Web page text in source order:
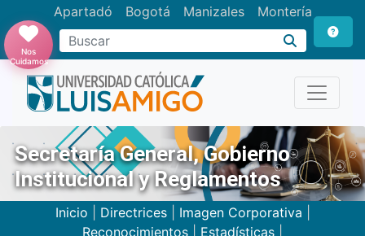
Apartadó Bogotá Manizales Montería
Buscar
Nos
Cuidamos
Secretaría General, Gobierno
Institucional y Reglamentos
Inicio Directrices| Imagen Corporativa
Reconocimientos
Estadísticas